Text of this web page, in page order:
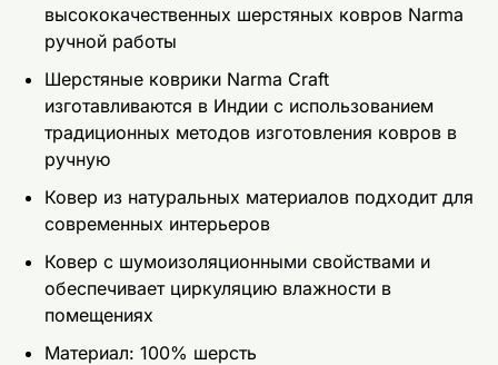
высококачественных шерстяных ковров Narma
ручной работы
Шерстяные коврики Narma Craft
изготавливаются в Индии с использованием
традиционных методов изготовления ковров в
ручную
Ковер из натуральных материалов подходит для
современных интерьеров
Ковер c шумоизоляционными свойствами и
обеспечивает циркуляцию влажности в
помещениях
Материал: 100% шерсть